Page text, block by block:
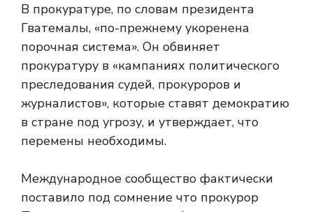
В прокуратуре, по словам президента
Гватемалы, «по-прежнему укоренена
порочная система». Он обвиняет
прокуратуру в «кампаниях политического
преследования судей, прокуроров и
журналистов», которые ставят демократию
в стране под угрозу, и утверждает, что
перемены необходимы.
Международное сообщество фактически
поставило под сомнение что прокурор